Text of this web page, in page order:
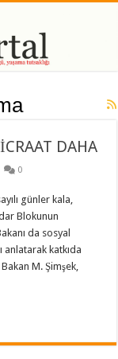
DAHA
0
günler kala,
Blokunun
da sosyal
katkıda
M. Şimşek,